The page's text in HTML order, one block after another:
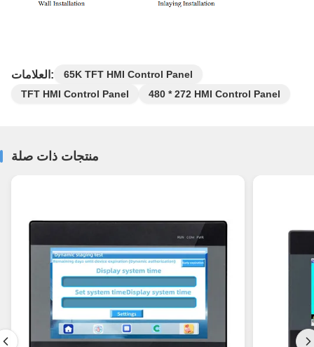
العلامات:
65K TFT HMI Control Panel
TFT HMI Control Panel
480 * 272 HMI Control Panel
منتجات ذات صلة